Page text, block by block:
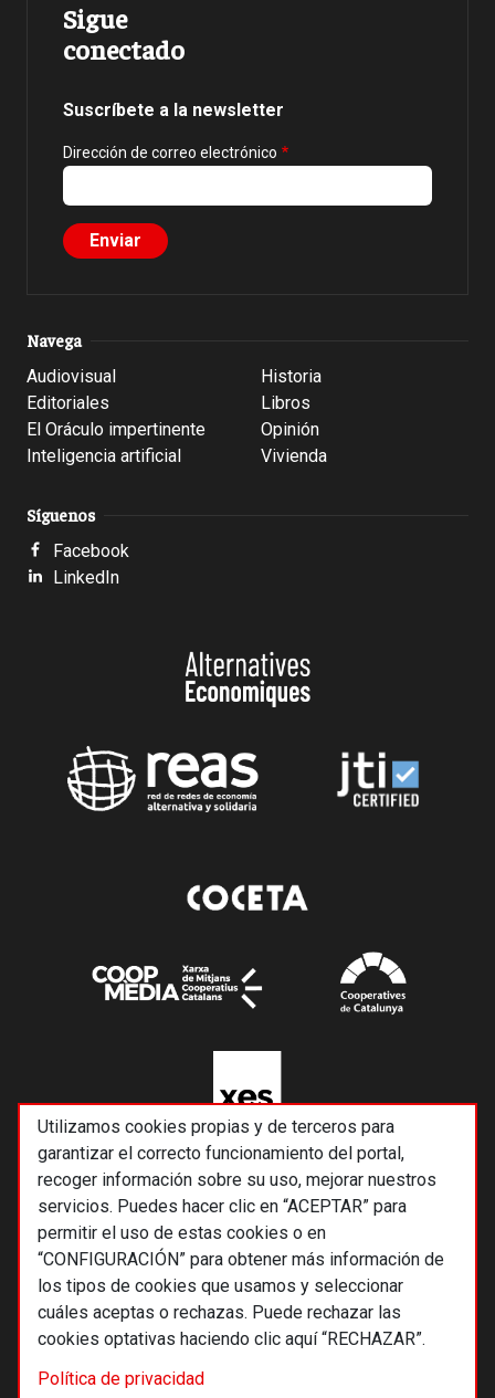
Utilizamos cookies propias y de terceros para
garantizar el correcto funcionamiento del portal,
recoger información sobre su uso, mejorar nuestros
servicios. Puedes hacer clic en “ACEPTAR” para
permitir el uso de estas cookies o en
“CONFIGURACIÓN” para obtener más información de
los tipos de cookies que usamos y seleccionar
cuáles aceptas o rechazas. Puede rechazar las
cookies optativas haciendo clic aquí “RECHAZAR”.
Política de privacidad
Sigue
conectado
Suscríbete a la newsletter
Dirección de correo electrónico
Navega
Audiovisual
Editoriales
El Oráculo impertinente
Inteligencia artificial
Historia
Libros
Opinión
Vivienda
Síguenos
Facebook
LinkedIn
© 2026 Alternativas económicas SCCL
Footer
Términos y condiciones de uso